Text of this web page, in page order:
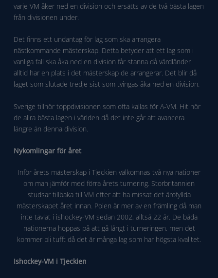
varje VM åker ned en division och ersätts av de två bästa lagen
från divisionen under.
Det finns ett undantag för lag som ska arrangera
nästkommande mästerskap. Detta betyder att ett lag som i
vanliga fall ska åka ned en division får stanna då värdländer
alltid har en plats i det mästerskap de arrangerar. Det blir då
laget som slutade tredje sist som tvingas åka ned en division.
Sverige tillhör toppdivisionen som ofta kallas för A-VM. Hit hör
de allra bästa lagen i världen då det inte går att avancera
längre än denna division.
Nykomlingar för året
Inför årets mästerskap i Tjeckien välkomnas två nya nationer
om man jämför med förra årets turnering. Storbritannien
studsar tillbaka till VM efter att ha missat det ärofyllda
mästerskapet året innan. Polen är mer av en främling då man
inte tävlat i ishockey-VM sedan 2002, alltså 22 år. De båda
nationerna hoppas på att gå långt i turneringen, men det
kommer bli tufft då det är många lag som har högsta kvalitet.
Ishockey-VM i Tjeckien